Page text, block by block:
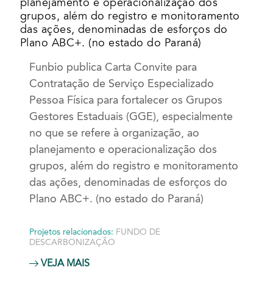
grupos, além do registro e monitoramento
das ações, denominadas de esforços do
Plano ABC+. (no estado do Paraná)
Funbio publica Carta Convite para
Contratação de Serviço Especializado
Pessoa Física para fortalecer os Grupos
Gestores Estaduais (GGE), especialmente
no que se refere à organização, ao
planejamento e operacionalização dos
grupos, além do registro e monitoramento
das ações, denominadas de esforços do
Plano ABC+. (no estado do Paraná)
Projetos relacionados: FUNDO DE
DESCARBONIZAÇÃO
VEJA MAIS